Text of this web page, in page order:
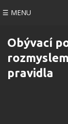
☰ MENU
Obývací
pravidla